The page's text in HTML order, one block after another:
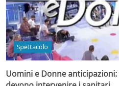
Spettacolo
Uomini e Donne